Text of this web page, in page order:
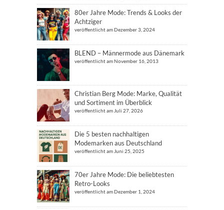
80er Jahre Mode: Trends & Looks der
Achtziger
veröffentlicht am Dezember 3, 2024
BLEND – Männermode aus Dänemark
veröffentlicht am November 16, 2013
Christian Berg Mode: Marke, Qualität
und Sortiment im Überblick
veröffentlicht am Juli 27, 2026
Die 5 besten nachhaltigen
Modemarken aus Deutschland
veröffentlicht am Juni 25, 2025
70er Jahre Mode: Die beliebtesten
Retro-Looks
veröffentlicht am Dezember 1, 2024